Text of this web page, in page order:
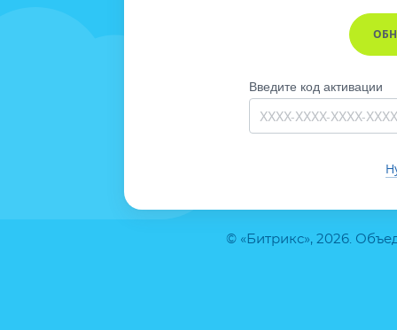
© «Битрикс», 2026.
Введите код активации